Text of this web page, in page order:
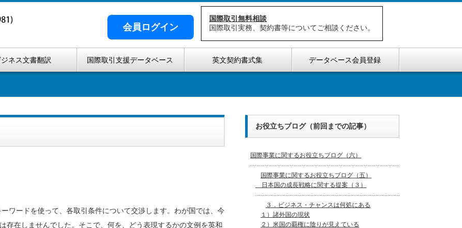
会員ログイン
国際取引無料相談
国際取引実務、契約書等についてご相談ください。
ジネス文書翻訳 国際取引支援データベース 英文契約書式集 データベース会員登録
ワードを使って、各取引条件について交渉します。わが国では、今
存在しませんでした。そこで、何を、どう表現するかの文例を英和
お役立ちブログ（前回までの記事）
国際事業に関するお役立ちブログ（六）
国際事業に関するお役立ちブログ（五）
日本国の成長戦略に関する提案（３）
３．ビジネス・チャンスは何処にある
１）諸外国の現状
２）米国の覇権に陰りが見えている